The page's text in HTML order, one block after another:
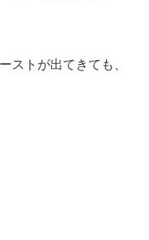
ストが出てきても、